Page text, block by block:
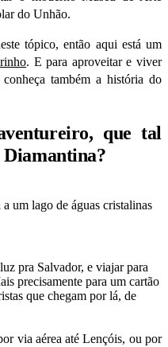
do Unhão.
tópico, então aqui está um
. E para aproveitar e viver
também a história do
que tal
pra Salvador, e viajar para
precisamente para um cartão
que chegam por lá, de
via aérea atéLençóis, ou por